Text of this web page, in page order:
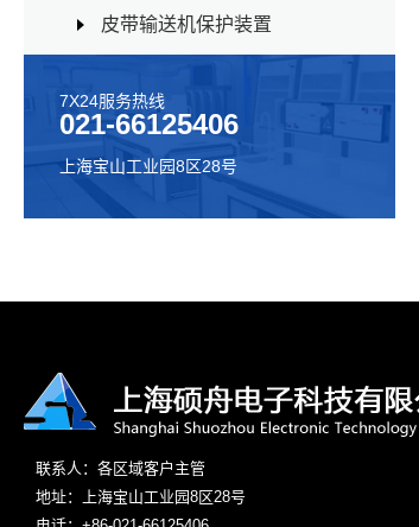
皮带输送机保护装置
7X24服务热线
021-66125406
上海宝山工业园8区28号
联系人：各区域客户主管
地址：上海宝山工业园8区28号